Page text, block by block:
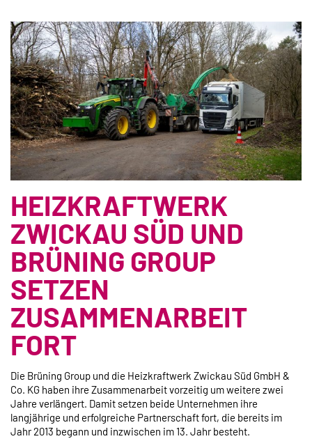
HEIZKRAFTWERK
ZWICKAU SÜD UND
BRÜNING GROUP
SETZEN
ZUSAMMENARBEIT
FORT
Die Brüning Group und die Heizkraftwerk Zwickau Süd GmbH &
Co. KG haben ihre Zusammenarbeit vorzeitig um weitere zwei
Jahre verlängert. Damit setzen beide Unternehmen ihre
langjährige und erfolgreiche Partnerschaft fort, die bereits im
Jahr 2013 begann und inzwischen im 13. Jahr besteht.